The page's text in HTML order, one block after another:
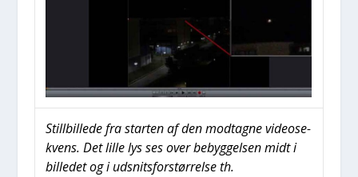
Stil­l­bil­le­de fra star­ten af den mod­tag­ne video­se­
kvens. Det lil­le lys ses over bebyg­gel­sen midt i
bil­le­det og i udsnits­for­stør­rel­se th.